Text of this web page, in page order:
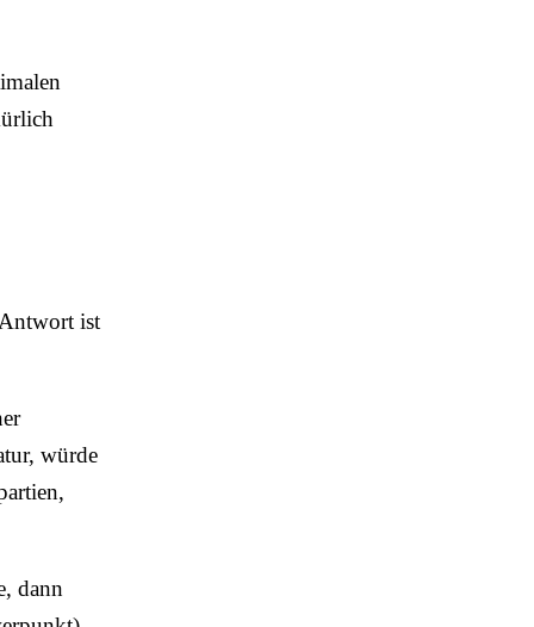
ist
würde
dann